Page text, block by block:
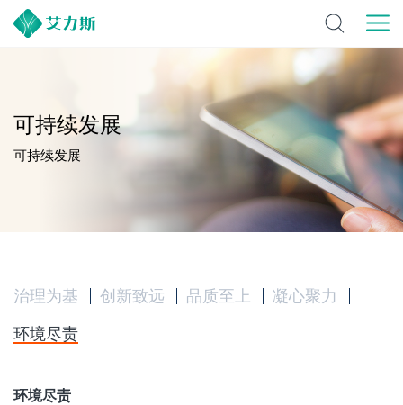
可持续发展
可持续发展
治理为基 创新致远 品质至上 凝心聚力
环境尽责
环境尽责